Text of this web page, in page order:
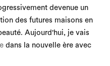
devenue un
des futures maisons en
Aujourd'hui, je vais
dans la nouvelle ère avec